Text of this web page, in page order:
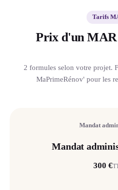
Tarifs
Prix d'un MAR
2 formules selon votre projet.
MaPrimeRénov' pour les
Mandat
Mandat
300 €